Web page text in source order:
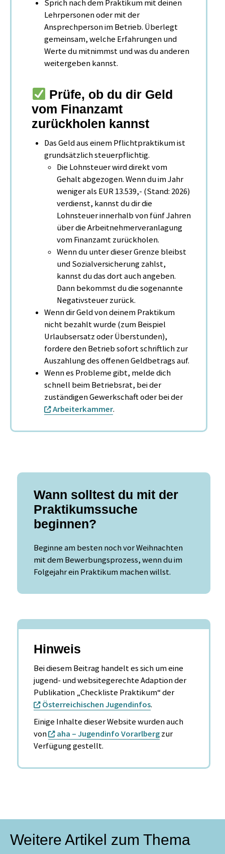
Sprich nach dem Praktikum mit deinen
Lehrpersonen oder mit der
Ansprechperson im Betrieb. Überlegt
gemeinsam, welche Erfahrungen und
Werte du mitnimmst und was du anderen
weitergeben kannst.
Prüfe, ob du dir Geld
vom Finanzamt
zurückholen kannst
Das Geld aus einem Pflichtpraktikum ist
grundsätzlich steuerpflichtig.
Die Lohnsteuer wird direkt vom
Gehalt abgezogen. Wenn du im Jahr
weniger als EUR 13.539,- (Stand: 2026)
verdienst, kannst du dir die
Lohnsteuer innerhalb von fünf Jahren
über die Arbeitnehmerveranlagung
vom Finanzamt zurückholen.
Wenn du unter dieser Grenze bleibst
und Sozialversicherung zahlst,
kannst du das dort auch angeben.
Dann bekommst du die sogenannte
Negativsteuer zurück.
Wenn dir Geld von deinem Praktikum
nicht bezahlt wurde (zum Beispiel
Urlaubsersatz oder Überstunden),
fordere den Betrieb sofort schriftlich zur
Auszahlung des offenen Geldbetrags auf.
Wenn es Probleme gibt, melde dich
schnell beim Betriebsrat, bei der
zuständigen Gewerkschaft oder bei der
Arbeiterkammer.
Wann solltest du mit der
Praktikumssuche
beginnen?
Beginne am besten noch vor Weihnachten
mit dem Bewerbungsprozess, wenn du im
Folgejahr ein Praktikum machen willst.
Hinweis
Bei diesem Beitrag handelt es sich um eine
jugend- und websitegerechte Adaption der
Publikation „Checkliste Praktikum“ der
Österreichischen Jugendinfos.
Einige Inhalte dieser Website wurden auch
von
aha – Jugendinfo Vorarlbergzur
Verfügung gestellt.
Weitere Artikel zum Thema